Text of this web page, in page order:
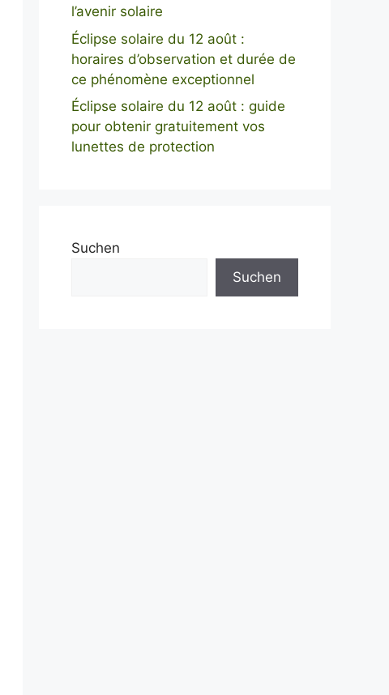
l’avenir solaire
Éclipse solaire du 12 août :
horaires d’observation et durée de
ce phénomène exceptionnel
Éclipse solaire du 12 août : guide
pour obtenir gratuitement vos
lunettes de protection
Suchen
Suchen